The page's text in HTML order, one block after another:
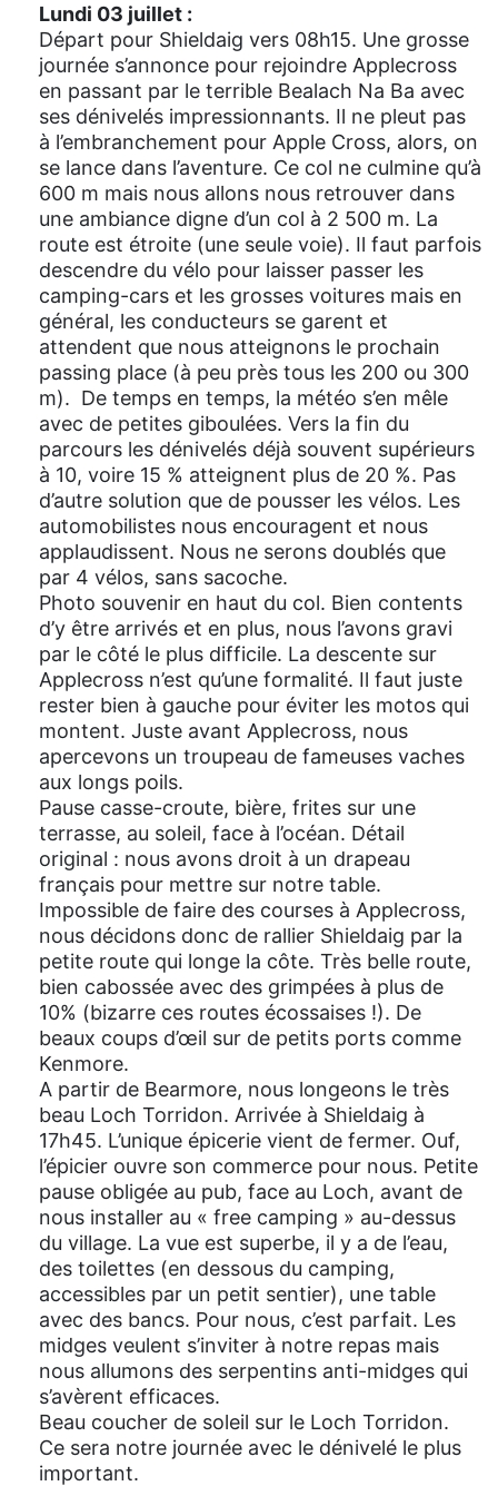
Lundi 03 juillet :
Départ pour Shieldaig vers 08h15. Une grosse
journée s’annonce pour rejoindre Applecross
en passant par le terrible Bealach Na Ba avec
ses dénivelés impressionnants. Il ne pleut pas
à l’embranchement pour Apple Cross, alors, on
se lance dans l’aventure. Ce col ne culmine qu’à
600 m mais nous allons nous retrouver dans
une ambiance digne d’un col à 2 500 m. La
route est étroite (une seule voie). Il faut parfois
descendre du vélo pour laisser passer les
camping-cars et les grosses voitures mais en
général, les conducteurs se garent et
attendent que nous atteignons le prochain
passing place (à peu près tous les 200 ou 300
m). De temps en temps, la météo s’en mêle
avec de petites giboulées. Vers la fin du
parcours les dénivelés déjà souvent supérieurs
à 10, voire 15 % atteignent plus de 20 %. Pas
d’autre solution que de pousser les vélos. Les
automobilistes nous encouragent et nous
applaudissent. Nous ne serons doublés que
par 4 vélos, sans sacoche.
Photo souvenir en haut du col. Bien contents
d’y être arrivés et en plus, nous l’avons gravi
par le côté le plus difficile. La descente sur
Applecross n’est qu’une formalité. Il faut juste
rester bien à gauche pour éviter les motos qui
montent. Juste avant Applecross, nous
apercevons un troupeau de fameuses vaches
aux longs poils.
Pause casse-croute, bière, frites sur une
terrasse, au soleil, face à l’océan. Détail
original : nous avons droit à un drapeau
français pour mettre sur notre table.
Impossible de faire des courses à Applecross,
nous décidons donc de rallier Shieldaig par la
petite route qui longe la côte. Très belle route,
bien cabossée avec des grimpées à plus de
10% (bizarre ces routes écossaises !). De
beaux coups d’œil sur de petits ports comme
Kenmore.
A partir de Bearmore, nous longeons le très
beau Loch Torridon. Arrivée à Shieldaig à
17h45. L’unique épicerie vient de fermer. Ouf,
l’épicier ouvre son commerce pour nous. Petite
pause obligée au pub, face au Loch, avant de
nous installer au « free camping » au-dessus
du village. La vue est superbe, il y a de l’eau,
des toilettes (en dessous du camping,
accessibles par un petit sentier), une table
avec des bancs. Pour nous, c’est parfait. Les
midges veulent s’inviter à notre repas mais
nous allumons des serpentins anti-midges qui
s’avèrent efficaces.
Beau coucher de soleil sur le Loch Torridon.
Ce sera notre journée avec le dénivelé le plus
important.